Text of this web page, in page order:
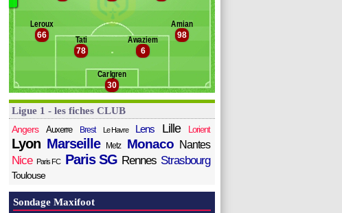
Benhattab
Radakovic
30
Carlgren
6
Awaziem
78
Tati 98
Amian
66
Leroux
Ligue 1 - les fiches CLUB
Angers
Auxerre Brest Le Havre Lens Lille Lorient
Lyon Marseille Metz Monaco Nantes
Nice Paris FC Paris SG Rennes Strasbourg
Toulouse
Sondage Maxifoot